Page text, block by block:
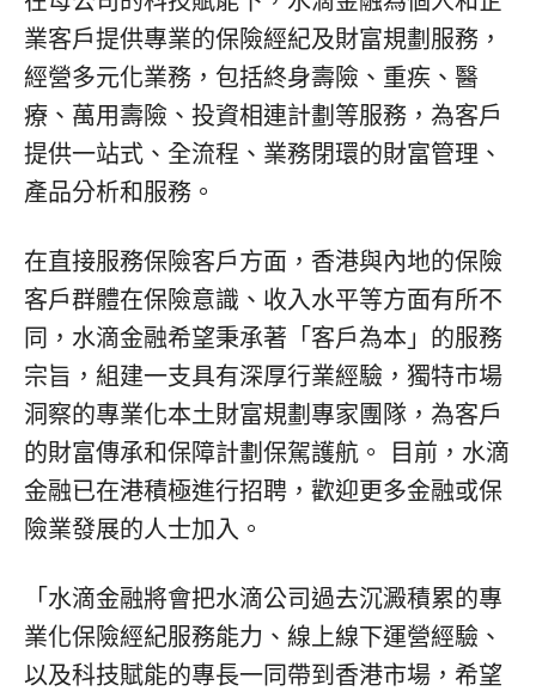
業客戶提供專業的保險經紀及財富規劃服務，
經營多元化業務，包括終身壽險、重疾、醫
療、萬用壽險、投資相連計劃等服務，為客戶
提供一站式、全流程、業務閉環的財富管理、
產品分析和服務。
在直接服務保險客戶方面，香港與內地的保險
客戶群體在保險意識、收入水平等方面有所不
同，水滴金融希望秉承著「客戶為本」的服務
宗旨，組建一支具有深厚行業經驗，獨特市場
洞察的專業化本土財富規劃專家團隊，為客戶
的財富傳承和保障計劃保駕護航。 目前，水滴
金融已在港積極進行招聘，歡迎更多金融或保
險業發展的人士加入。
「 水滴金融將會把水滴公司過去沉澱積累的專
業化保險經紀服務能力、線上線下運營經驗、
以及科技賦能的專長一同帶到香港市場，希望